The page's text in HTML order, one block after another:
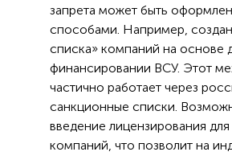
запрета может быть
способами. Например,
списка» компаний на основе
финансировании ВСУ. Этот
частично работает через
санкционные списки.
введение лицензирования
компаний, что позволит на